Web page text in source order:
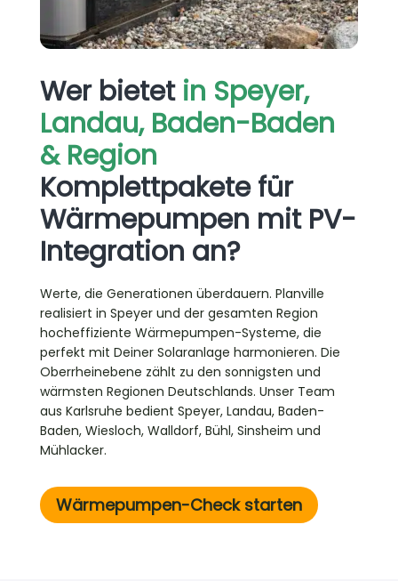
Wer bietet in Speyer,
Landau, Baden-Baden
& Region
Komplettpakete für
Wärmepumpen mit PV-
Integration an?
Werte, die Generationen überdauern. Planville
realisiert in Speyer und der gesamten Region
hocheffiziente Wärmepumpen-Systeme, die
perfekt mit Deiner Solaranlage harmonieren. Die
Oberrheinebene zählt zu den sonnigsten und
wärmsten Regionen Deutschlands. Unser Team
aus Karlsruhe bedient Speyer, Landau, Baden-
Baden, Wiesloch, Walldorf, Bühl, Sinsheim und
Mühlacker.
Wärmepumpen-Check starten